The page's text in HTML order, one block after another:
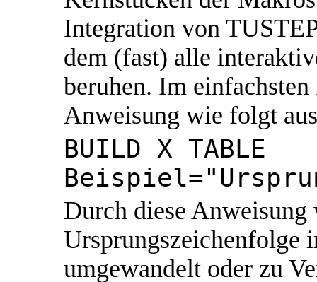
Integration von
dem (fast) alle
beruhen. Im
Anweisung wie folgt
BUILD X TABLE
Durch diese
Ursprungszeichenfolge
umgewandelt oder zu